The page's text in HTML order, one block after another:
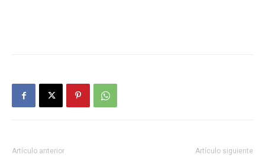
Artículo anterior Artículo siguiente